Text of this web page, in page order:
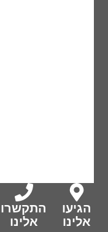
התקשרו
אלינו
הגיעו
אלינו